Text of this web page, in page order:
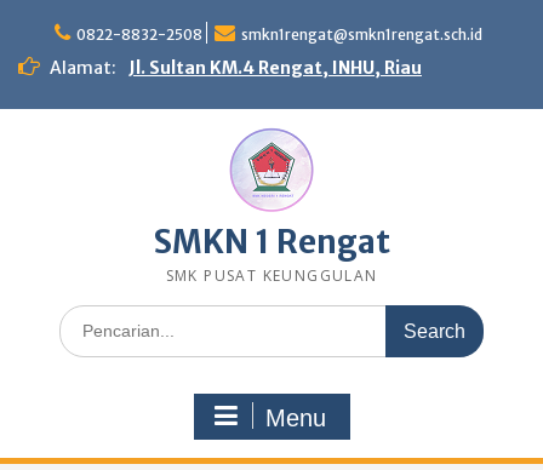
content
0822-8832-2508 smkn1rengat@smkn1rengat.sch.id
Alamat: Jl. Sultan KM.4 Rengat, INHU, Riau
SMKN 1 Rengat
SMK PUSAT KEUNGGULAN
Search
for:
Menu